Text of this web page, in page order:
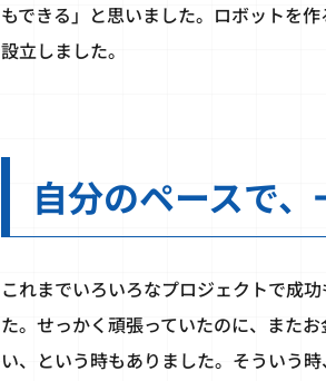
もできる」と思いました。ロボットを
設立しました。
自分のペースで
これまでいろいろなプロジェクトで成
た。せっかく頑張っていたのに、また
い、という時もありました。そういう